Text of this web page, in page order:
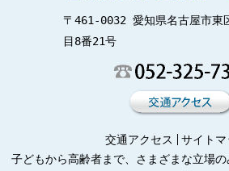
〒461-0032 愛知県名古屋市東
目8番21号
交通アクセス サイトマ
子どもから高齢者まで、さまざまな立場